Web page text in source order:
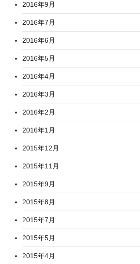
2016年9月
2016年7月
2016年6月
2016年5月
2016年4月
2016年3月
2016年2月
2016年1月
2015年12月
2015年11月
2015年9月
2015年8月
2015年7月
2015年5月
2015年4月